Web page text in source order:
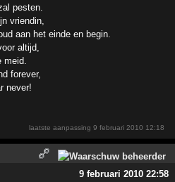
pesten.
vriendin,
aan het einde en begin.
altijd,
forever,
never!
laatste aanpassing9 februari 2010 12:18
9 februari 2010 22:58